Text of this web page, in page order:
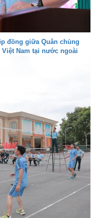
đồng giữa Quân chủng
Nam tại nước ngoài